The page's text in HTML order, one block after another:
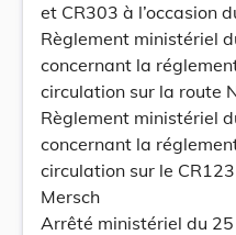
et CR303 à l’occasion
Règlement ministériel
concernant la
circulation sur la route
Règlement ministériel
concernant la
circulation sur le
Mersch
Arrêté ministériel du